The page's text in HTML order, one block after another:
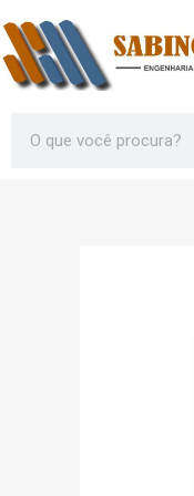
para
o
conteúdo